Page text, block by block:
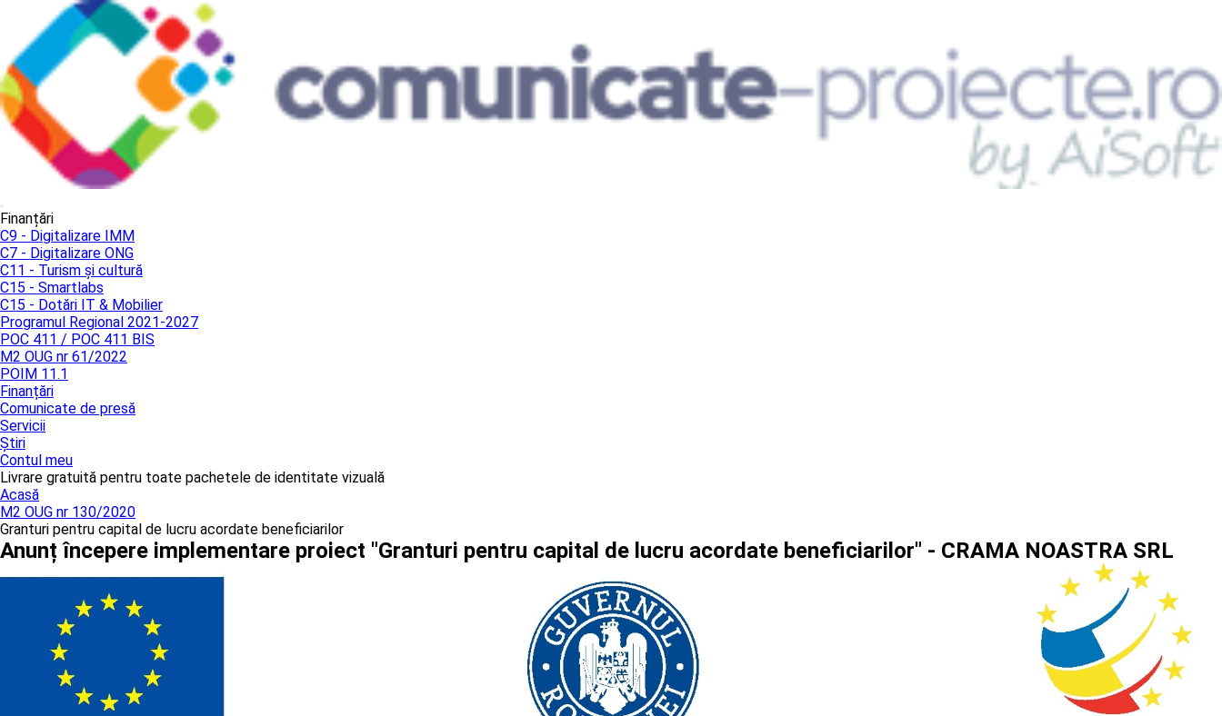
Finanțări
C9 - Digitalizare IMM
C7 - Digitalizare ONG
C11 - Turism și cultură
C15 - Smartlabs
C15 - Dotări IT & Mobilier
Programul Regional 2021-2027
POC 411 / POC 411 BIS
M2 OUG nr 61/2022
POIM 11.1
Finanțări
Comunicate de presă
Servicii
Știri
Contul meu
Livrare gratuită pentru toate pachetele de identitate vizuală
Acasă
M2 OUG nr 130/2020
Granturi pentru capital de lucru acordate beneficiarilor
Anunț începere implementare proiect "Granturi pentru capital de lucru acordate beneficiarilor" - CRAMA NOASTRA SRL